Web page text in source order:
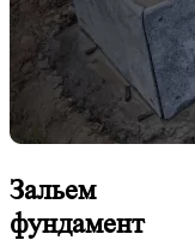
Зальем
фундамент